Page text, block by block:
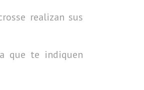
realizan sus
que te indiquen